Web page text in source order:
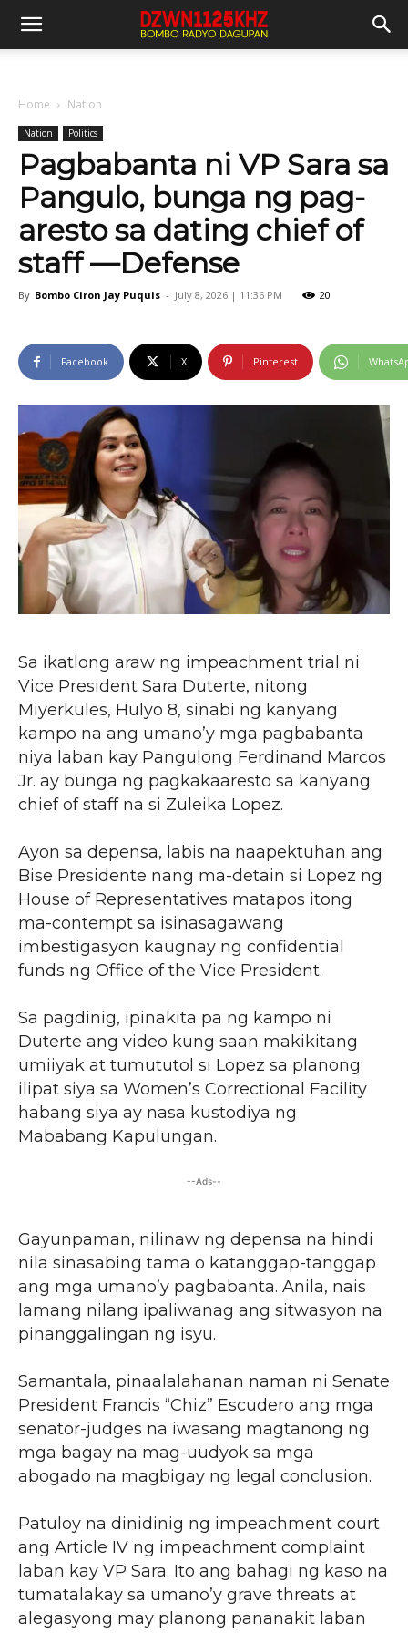
Home Nation
Nation Politics
Pagbabanta ni VP Sara sa
Pangulo, bunga ng pag-
aresto sa dating chief of
staff —Defense
By Bombo Ciron Jay Puquis - July 8, 2026 | 11:36 PM 20
Facebook X Pinterest
Sa ikatlong araw ng impeachment trial ni
Vice President Sara Duterte, nitong
Miyerkules, Hulyo 8, sinabi ng kanyang
kampo na ang umano’y mga pagbabanta
niya laban kay Pangulong Ferdinand Marcos
Jr. ay bunga ng pagkakaaresto sa kanyang
chief of staff na si Zuleika Lopez.
Ayon sa depensa, labis na naapektuhan ang
Bise Presidente nang ma-detain si Lopez ng
House of Representatives matapos itong
ma-contempt sa isinasagawang
imbestigasyon kaugnay ng confidential
funds ng Office of the Vice President.
Sa pagdinig, ipinakita pa ng kampo ni
Duterte ang video kung saan makikitang
umiiyak at tumututol si Lopez sa planong
ilipat siya sa Women’s Correctional Facility
habang siya ay nasa kustodiya ng
Mababang Kapulungan.
--Ads--
Gayunpaman, nilinaw ng depensa na hindi
nila sinasabing tama o katanggap-tanggap
ang mga umano’y pagbabanta. Anila, nais
lamang nilang ipaliwanag ang sitwasyon na
pinanggalingan ng isyu.
Samantala, pinaalalahanan naman ni Senate
President Francis “Chiz” Escudero ang mga
senator-judges na iwasang magtanong ng
mga bagay na mag-uudyok sa mga
abogado na magbigay ng legal conclusion.
Patuloy na dinidinig ng impeachment court
ang Article IV ng impeachment complaint
laban kay VP Sara. Ito ang bahagi ng kaso na
tumatalakay sa umano’y grave threats at
alegasyong may planong pananakit laban